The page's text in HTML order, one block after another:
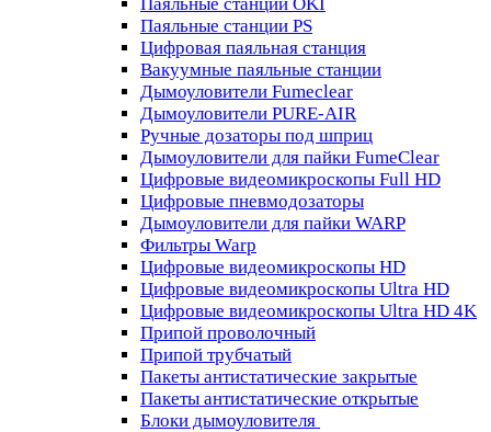
Паяльные станции PS
Цифровая паяльная станция
Вакуумные паяльные станции
Дымоуловители Fumeclear
Дымоуловители PURE-AIR
Ручные дозаторы под шприц
Дымоуловители для пайки FumeClear
Цифровые видеомикроскопы Full HD
Цифровые пневмодозаторы
Дымоуловители для пайки WARP
Фильтры Warp
Цифровые видеомикроскопы HD
Цифровые видеомикроскопы Ultra HD
Цифровые видеомикроскопы Ultra HD 4K
Припой проволочный
Припой трубчатый
Пакеты антистатические закрытые
Пакеты антистатические открытые
Блоки дымоуловителя